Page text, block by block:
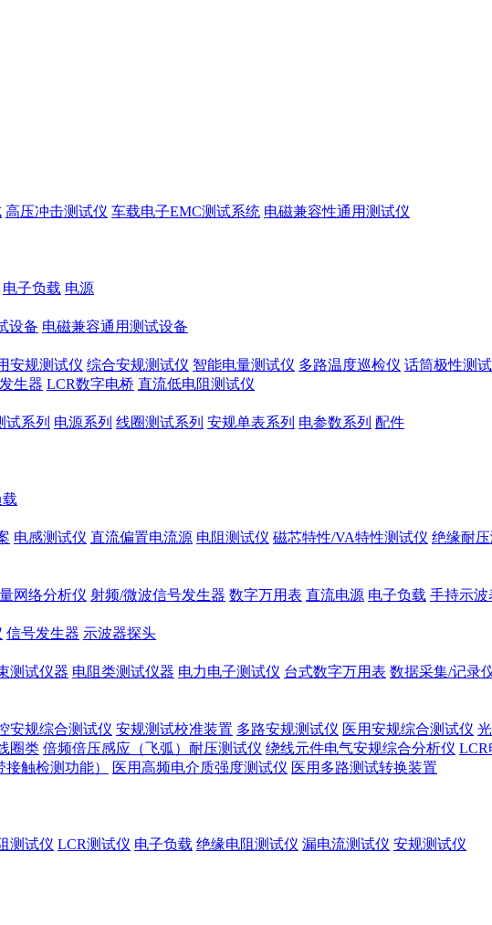
高压冲击测试仪 车载电子EMC测试系统 电磁兼容性通用测试仪
电子负载 电源
设备 电磁兼容通用测试设备
安规测试仪 综合安规测试仪 智能电量测试仪 多路温度巡检仪 话筒极性测
生器 LCR数字电桥 直流低电阻测试仪
试系列 电源系列 线圈测试系列 安规单表系列 电参数系列 配件
电感测试仪 直流偏置电流源 电阻测试仪 磁芯特性/VA特性测试仪 绝缘耐
网络分析仪 射频/微波信号发生器 数字万用表 直流电源 电子负载 手持示波
信号发生器 示波器探头
测试仪器 电阻类测试仪器 电力电子测试仪 台式数字万用表 数据采集/记录
安规综合测试仪 安规测试校准装置 多路安规测试仪 医用安规综合测试仪
圈类 倍频倍压感应（飞弧）耐压测试仪 绕线元件电气安规综合分析仪 LCR
触检测功能） 医用高频电介质强度测试仪 医用多路测试转换装置
测试仪 LCR测试仪 电子负载 绝缘电阻测试仪 漏电流测试仪 安规测试仪